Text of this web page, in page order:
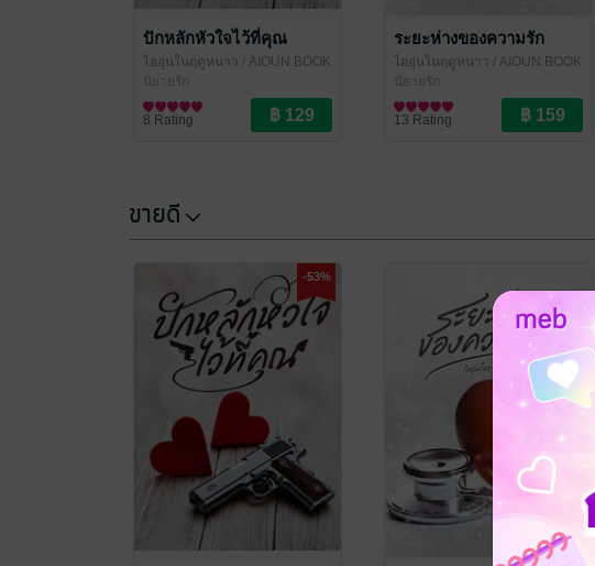
ปักหลักหัวใจไว้ที่คุณ
ไออุ่นในฤดูหนาว / AIOUN BOOK
นิยายรัก
8 Rating
ระยะห่างของความรัก
ไออุ่นในฤดูหนาว / AIOUN BOOK
นิยายรัก
13 Rating
ขายดี
-53%